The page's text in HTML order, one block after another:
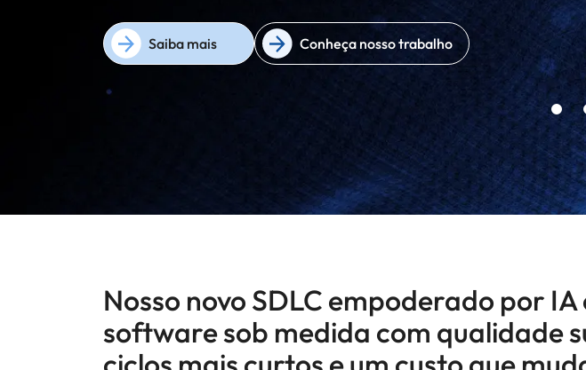
Saiba mais Conheça nosso trabalho
Nosso novo SDLC empoderado por
software sob medida com qualidade